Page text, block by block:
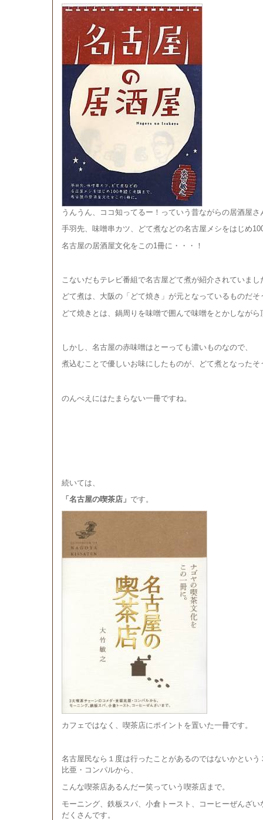
うんうん、ココ知ってるー！っていう昔ながらの居酒屋さ
手羽先、味噌串カツ、どて煮などの名古屋メシをはじめ
名古屋の居酒屋文化をこの1冊に・・・！
こないだもテレビ番組で名古屋どて煮が紹介されていまし
どて煮は、大阪の「どて焼き」が元となっているものだそ
どて焼きとは、鍋周りを味噌で囲んで味噌を とかしなが
しかし、名古屋の赤味噌はとーっても濃いものなので、
煮込むことで優しいお味にしたものが、どて煮となったそ
のんべえにはたまらない一冊ですね。
続いては、
「名古屋の喫茶店」 です。
カフェではなく、喫茶店にポイントを置いた一冊です。
名古屋民なら１度は行ったことがあるのではないかとい
比亜・コンパルから、
こんな喫茶店あるんだー笑っていう喫茶店まで。
モーニング、鉄板スパ、小倉トースト、コーヒーぜんざ
だくさんです。